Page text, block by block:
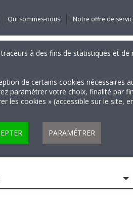
Qui sommes-nous Notre offre de
à des fins de statistiques et de
de certains cookies nécessaires
paramétrer votre choix, finalité par
cookies » (accessible sur le site,
PARAMÉTRER